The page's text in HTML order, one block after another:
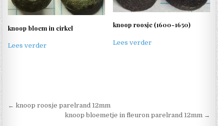
knoop bloem in cirkel
Lees verder
knoop roosje (1600-1650)
Lees verder
Berichtnavigatie
← knoop roosje parelrand 12mm
knoop bloemetje in fleuron parelrand 12mm →